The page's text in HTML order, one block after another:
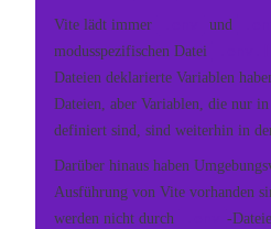
Vite lädt immer und
modusspezifischen Datei
Dateien deklarierte Variablen
Dateien, aber Variablen, die nur in
definiert sind, sind weiterhin in
Darüber hinaus haben
Ausführung von Vite vorhanden
werden nicht durch
-